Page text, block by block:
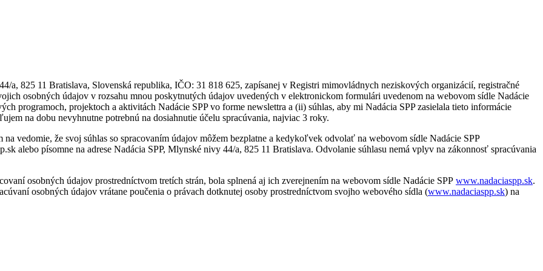
a, 825 11 Bratislava, Slovenská republika, IČO: 31 818 625, zapísanej v Registri mimovládnych neziskových organizácií, registračné
osobných údajov v rozsahu mnou poskytnutých údajov uvedených v elektronickom formulári uvedenom na webovom sídle Nadácie
programoch, projektoch a aktivitách Nadácie SPP vo forme newslettra a (ii) súhlas, aby mi Nadácia SPP zasielala tieto informácie
na dobu nevyhnutne potrebnú na dosiahnutie účelu spracúvania, najviac 3 roky.
vedomie, že svoj súhlas so spracovaním údajov môžem bezplatne a kedykoľvek odvolať na webovom sídle Nadácie SPP
alebo písomne na adrese Nadácia SPP, Mlynské nivy 44/a, 825 11 Bratislava. Odvolanie súhlasu nemá vplyv na zákonnosť spracúvania
osobných údajov prostredníctvom tretích strán, bola splnená aj ich zverejnením na webovom sídle Nadácie SPP www.nadaciaspp.sk.
osobných údajov vrátane poučenia o právach dotknutej osoby prostredníctvom svojho webového sídla (www.nadaciaspp.sk) na